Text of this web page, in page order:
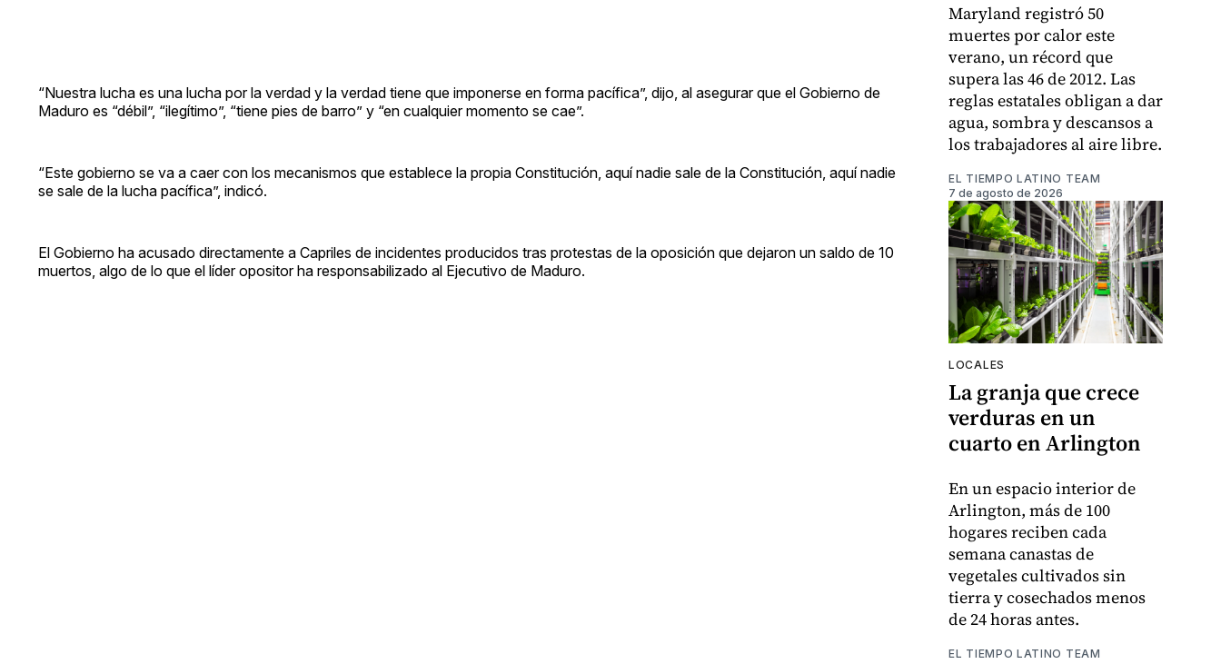
“Nuestra lucha es una lucha por la verdad y la verdad tiene que imponerse en forma pacífica”, dijo, al asegurar que el Gobierno de
Maduro es “débil”, “ilegítimo”, “tiene pies de barro” y “en cualquier momento se cae”.
“Este gobierno se va a caer con los mecanismos que establece la propia Constitución, aquí nadie sale de la Constitución, aquí nadie
se sale de la lucha pacífica”, indicó.
El Gobierno ha acusado directamente a Capriles de incidentes producidos tras protestas de la oposición que dejaron un saldo de 10
muertos, algo de lo que el líder opositor ha responsabilizado al Ejecutivo de Maduro.
Maryland registró 50
muertes por calor este
verano, un récord que
supera las 46 de 2012. Las
reglas estatales obligan a dar
agua, sombra y descansos a
los trabajadores al aire libre.
EL TIEMPO LATINO TEAM
7 de agosto de 2026
LOCALES
La granja que crece
verduras en un
cuarto en Arlington
En un espacio interior de
Arlington, más de 100
hogares reciben cada
semana canastas de
vegetales cultivados sin
tierra y cosechados menos
de 24 horas antes.
EL TIEMPO LATINO TEAM